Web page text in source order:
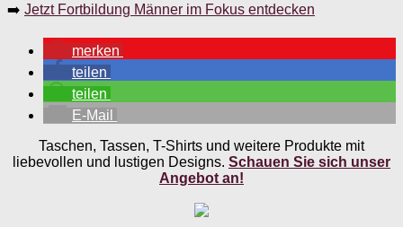
➡️ Jetzt Fortbildung Männer im Fokus entdecken
merken
teilen
teilen
E-Mail
Taschen, Tassen, T-Shirts und weitere Produkte mit
liebevollen und lustigen Designs. Schauen Sie sich unser
Angebot an!